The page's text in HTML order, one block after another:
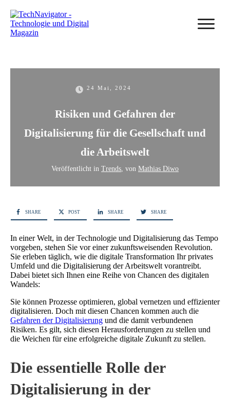
24 Mai, 2024
Risiken und Gefahren der
Digitalisierung für die Gesellschaft und
die Arbeitswelt
Veröffentlicht in Trends, von Mathias Diwo
SHARE POST SHARE SHARE
In einer Welt, in der Technologie und Digitalisierung das Tempo
vorgeben, stehen Sie vor einer zukunftsweisenden Revolution.
Sie erleben täglich, wie die digitale Transformation Ihr privates
Umfeld und die Digitalisierung der Arbeitswelt vorantreibt.
Dabei bietet sich Ihnen eine Reihe von Chancen des digitalen
Wandels:
Sie können Prozesse optimieren, global vernetzen und effizienter
digitalisieren. Doch mit diesen Chancen kommen auch die
Gefahren der Digitalisierung und die damit verbundenen
Risiken. Es gilt, sich diesen Herausforderungen zu stellen und
die Weichen für eine erfolgreiche digitale Zukunft zu stellen.
Die essentielle Rolle der
Digitalisierung in der